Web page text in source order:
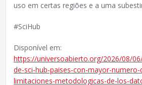
uso em certas regiões e a uma
#SciHub
Disponível em:
https://universoabierto.org/2026/08/
de-sci-hub-paises-con-mayor-numero-
limitaciones-metodologicas-de-los-